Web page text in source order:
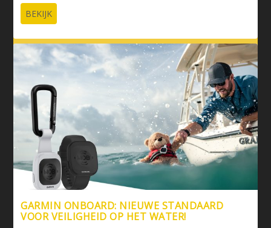
BEKIJK
GARMIN ONBOARD: NIEUWE STANDAARD
VOOR VEILIGHEID OP HET WATER!